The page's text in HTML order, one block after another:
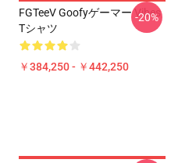
FGTeeV Goofyゲーマー Vibes
Tシャツ
￥384,250 - ￥442,250
-20%